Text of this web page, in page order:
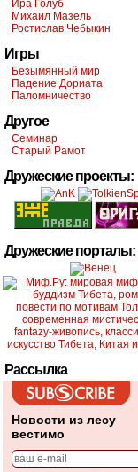
Ира Голуб
Михаил Мазель
Ростислав Чебыкин
Игры
Безымянный мир
Падение Дориата
Паломничество
Другое
Семинар
Старый Рамот
Дружеские проекты:
Дружеские порталы:
Рассылка
Новости из лесу
вестимо